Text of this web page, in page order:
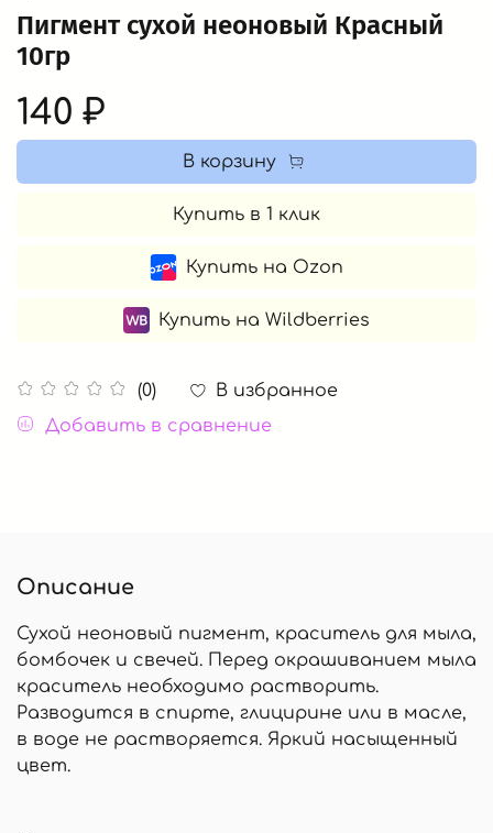
Пигмент сухой неоновый Красный
10гр
(0)
В избранное
Добавить в сравнение
140 ₽
В корзину
Купить в 1 клик
Купить на Ozon
Купить на Wildberries
Описание
Сухой неоновый пигмент, краситель для мыла,
бомбочек и свечей. Перед окрашиванием мыла
краситель необходимо растворить.
Разводится в спирте, глицирине или в масле,
в воде не растворяется. Яркий насыщенный
цвет.